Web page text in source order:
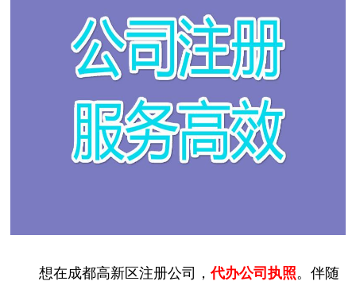
想在成都高新区注册公司，代办公司执照。伴随